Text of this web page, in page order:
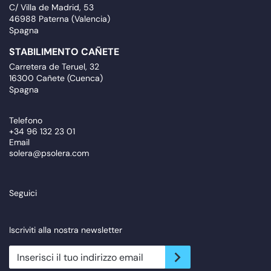
C/ Villa de Madrid, 53
46988 Paterna (Valencia)
Spagna
STABILIMENTO CAÑETE
Carretera de Teruel, 32
16300 Cañete (Cuenca)
Spagna
Telefono
+34 96 132 23 01
Email
solera@psolera.com
Seguici
Iscriviti alla nostra newsletter
newsletter.suscribe